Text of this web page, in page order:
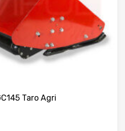
Taro Agri